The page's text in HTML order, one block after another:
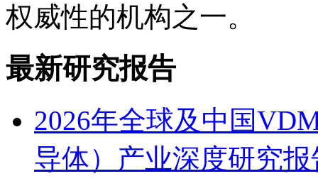
权威性的机构之一。
最新研究报告
2026年全球及中国
导体）产业深度研究报